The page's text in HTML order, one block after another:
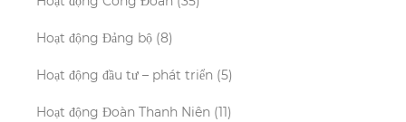
Hoạt động Đảng bộ (8)
Hoạt động đầu tư – phát triển (5)
Hoạt động Đoàn Thanh Niên (11)